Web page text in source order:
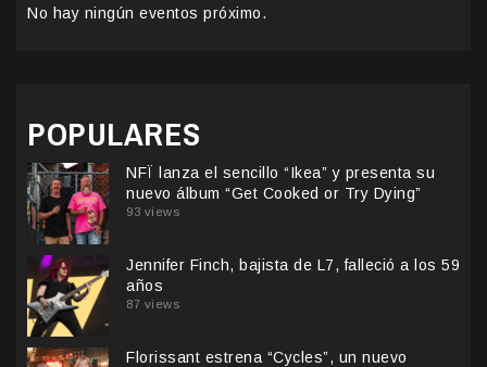
No hay ningún eventos próximo.
POPULARES
NFÏ lanza el sencillo “Ikea” y presenta su
nuevo álbum “Get Cooked or Try Dying”
93 views
Jennifer Finch, bajista de L7, falleció a los 59
años
87 views
Florissant estrena “Cycles”, un nuevo